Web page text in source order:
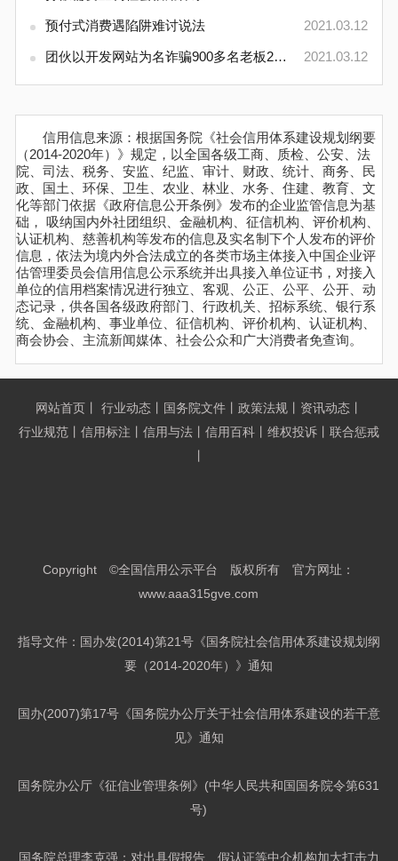
预付式消费遇陷阱难讨说法 2021.03.12
团伙以开发网站为名诈骗900多名老板2000多万 2021.03.12
信用信息来源：根据国务院《社会信用体系建设规划纲要
（2014-2020年）》规定，以全国各级工商、质检、公安、法
院、司法、税务、安监、纪监、审计、财政、统计、商务、民
政、国土、环保、卫生、农业、林业、水务、住建、教育、文
化等部门依据《政府信息公开条例》发布的企业监管信息为基
础， 吸纳国内外社团组织、金融机构、征信机构、评价机构、
认证机构、慈善机构等发布的信息及实名制下个人发布的评价
信息，依法为境内外合法成立的各类市场主体接入中国企业评
估管理委员会信用信息公示系统并出具接入单位证书，对接入
单位的信用档案情况进行独立、客观、公正、公平、公开、动
态记录，供各国各级政府部门、行政机关、招标系统、银行系
统、金融机构、事业单位、征信机构、评价机构、认证机构、
商会协会、主流新闻媒体、社会公众和广大消费者免查询。
网站首页 行业动态丨 国务院文件丨 政策法规丨 资讯动态丨
行业规范丨 信用标注 信用与法丨 信用百科丨 维权投诉丨 联合惩戒
Copyright ©全国信用公示平台 版权所有 官方网址：
www.aaa315gve.com
指导文件：国办发(2014)第21号《国务院社会信用体系建设规划纲
要（2014-2020年）》通知
国办(2007)第17号《国务院办公厅关于社会信用体系建设的若干意
见》通知
国务院办公厅《征信业管理条例》(中华人民共和国国务院令第631
号)
国务院总理李克强：对出具假报告、假认证等中介机构加大打击力